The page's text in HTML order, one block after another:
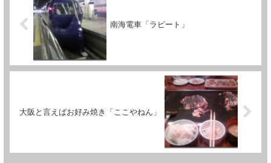
南海電車「ラピート」
大阪と言えばお好み焼き「ここやねん」